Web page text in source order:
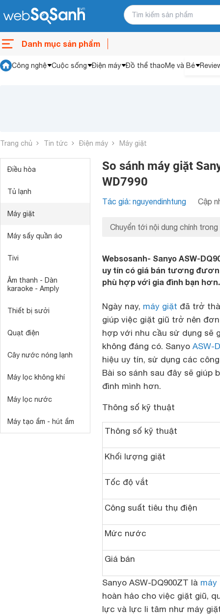
Danh mục sản phẩm
Công nghệ Cuộc sống Điện máy Đồ thể thaoMẹ và Bé
Trang chủ Tin tức Điện máy Máy giặt
Điều hòa
Tủ lạnh
Máy giặt
Máy sấy quần áo
Tivi
Âm thanh - Dàn
karaoke - Amply
Thiết bị sưởi
Quạt điện
Cây nước nóng lạnh
Máy lọc không khí
Máy lọc nước
Máy tạo ẩm - hút ẩm
So sánh máy giặt
WD7990
Tác giả: nguyendinhtung Cập
Chuyển tới nội dung chính trong
Websosanh- Sanyo ASW-
uy tín có giá bán tương
phù hợp với gia đình bạn hơn.
Ngày nay, máy giặt đã trở
giúp việc giặt giũ trở nên
hợp với nhu cầu sử dụng sẽ
không đáng có. Sanyo ASW-
hiệu uy tín, sử dụng các
Bài so sánh sau đây sẽ
đình mình hơn.
Thông số kỹ thuật
Thông số kỹ thuật
Khối lượng giặt
Tốc độ vắt
Công suất tiêu thụ điện
Mức nước
Giá bán
Sanyo ASW-DQ900ZT là máy
hoàn hảo cho việc giặt giũ,
lực và lực li tâm như máy